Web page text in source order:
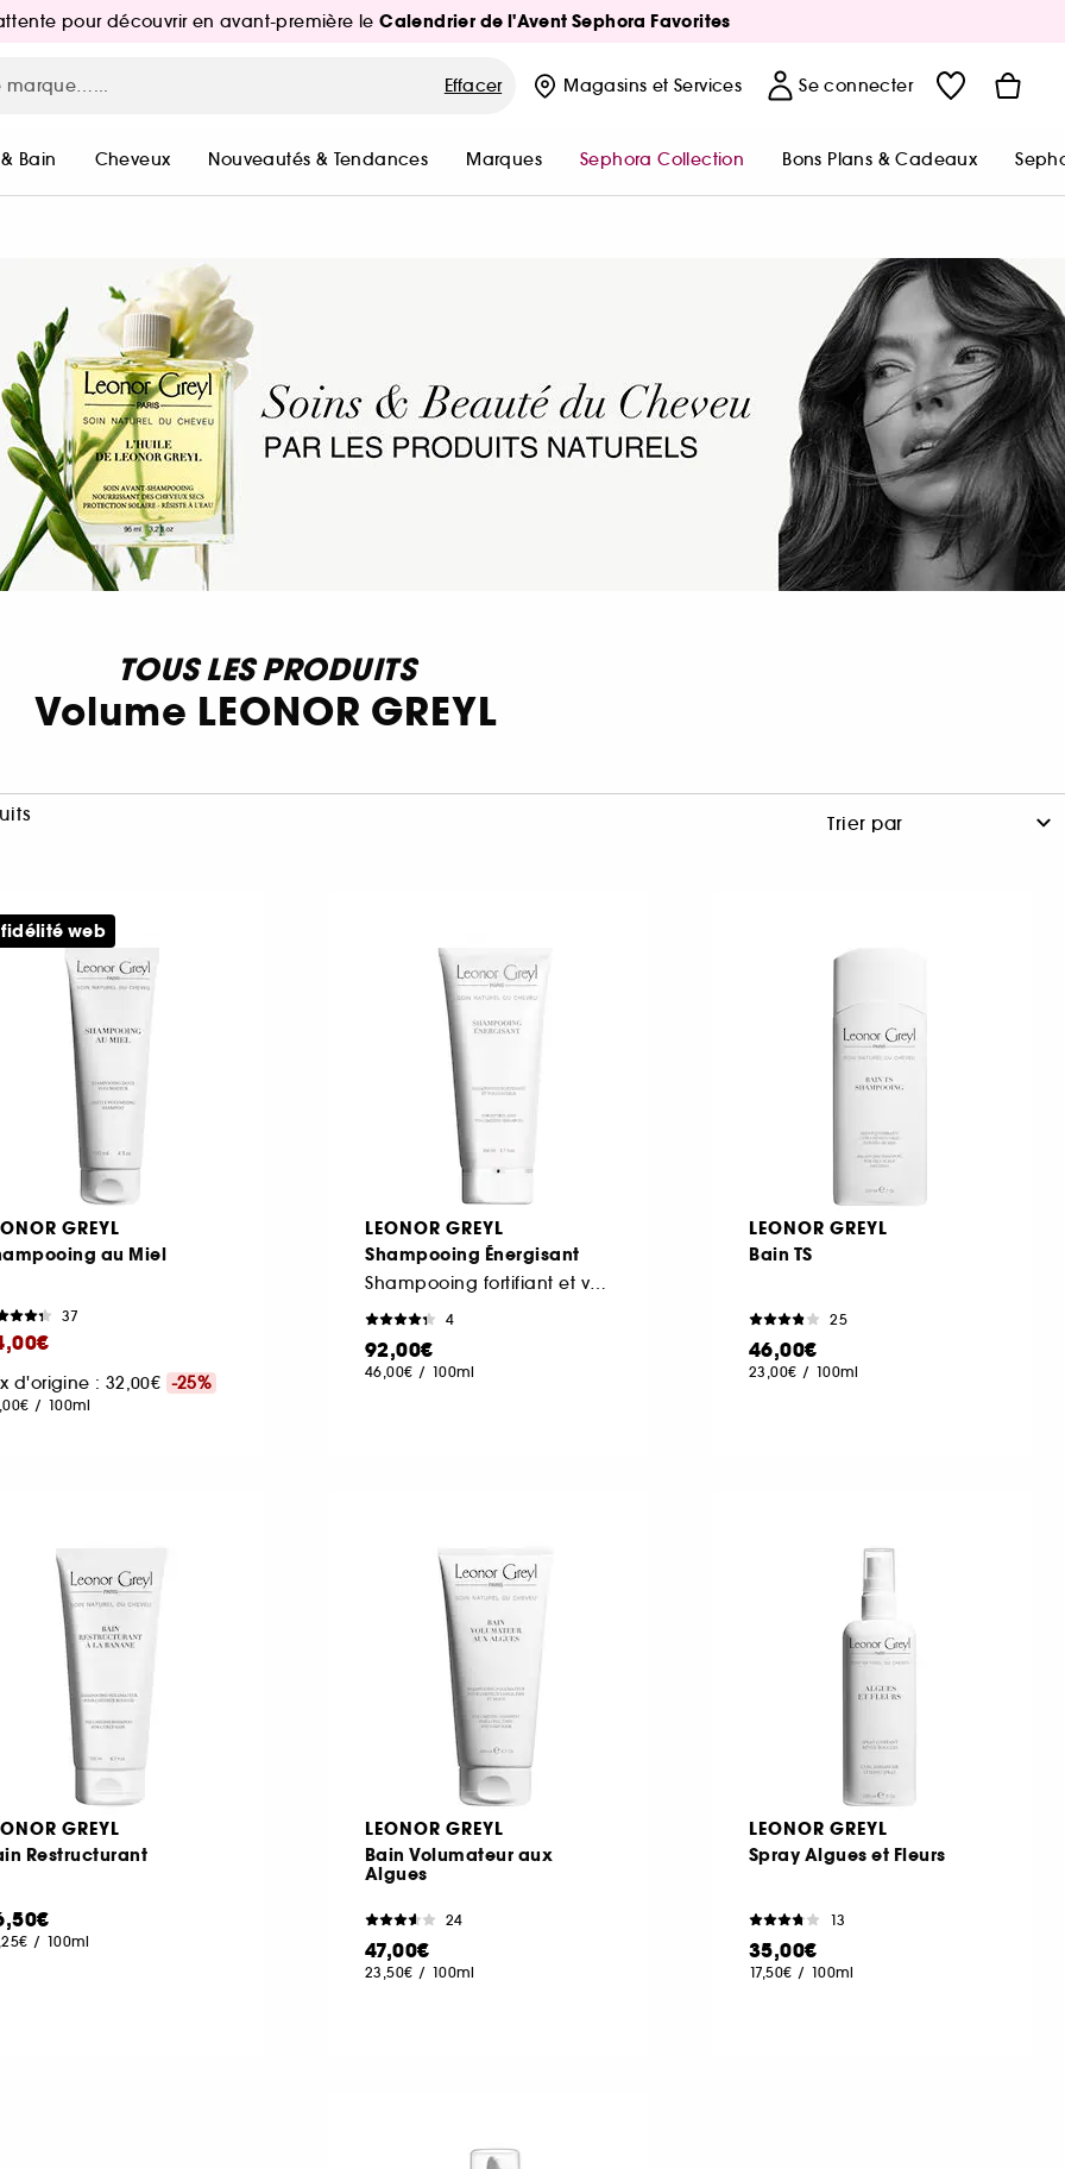
pour découvrir en avant-première leCalendrier de l'Avent Sephora Favorites
Effacer Magasins et Services Se connecter
Bain Cheveux Nouveautés & Tendances Marques Sephora Collection Bons Plans & Cadeaux
TOUS LES PRODUITS
Volume LEONOR GREYL
GREYL
au Miel
37
d'origine : 32,00€ -25%
/ 100ml
fidélité web
LEONOR GREYL
Shampooing Énergisant
Shampooing fortifiant et volumateur
4
92,00€
46,00€ / 100ml
LEONOR GREYL
Bain TS
25
46,00€
23,00€ / 100ml
GREYL
Restructurant
/ 100ml
LEONOR GREYL
Bain Volumateur aux
Algues
24
47,00€
23,50€ / 100ml
LEONOR GREYL
Spray Algues et Fleurs
13
35,00€
17,50€ / 100ml